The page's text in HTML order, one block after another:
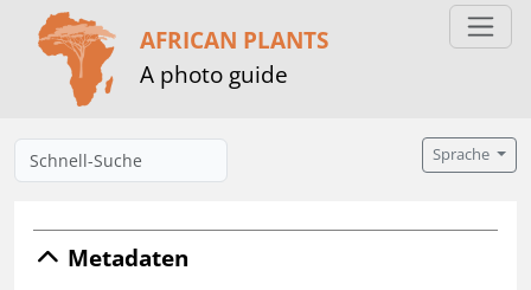
AFRICAN PLANTS
A photo guide
Sprache
Metadaten